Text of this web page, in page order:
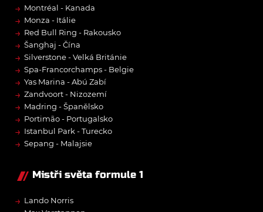
→ Montréal - Kanada
→ Monza - Itálie
→ Red Bull Ring - Rakousko
→ Šanghaj - Čína
→ Silverstone - Velká Británie
→ Spa-Francorchamps - Belgie
→ Yas Marina - Abú Zabí
→ Zandvoort - Nizozemí
→ Madring - Španělsko
→ Portimão - Portugalsko
→ Istanbul Park - Turecko
→ Sepang - Malajsie
Mistři světa formule 1
→ Lando Norris